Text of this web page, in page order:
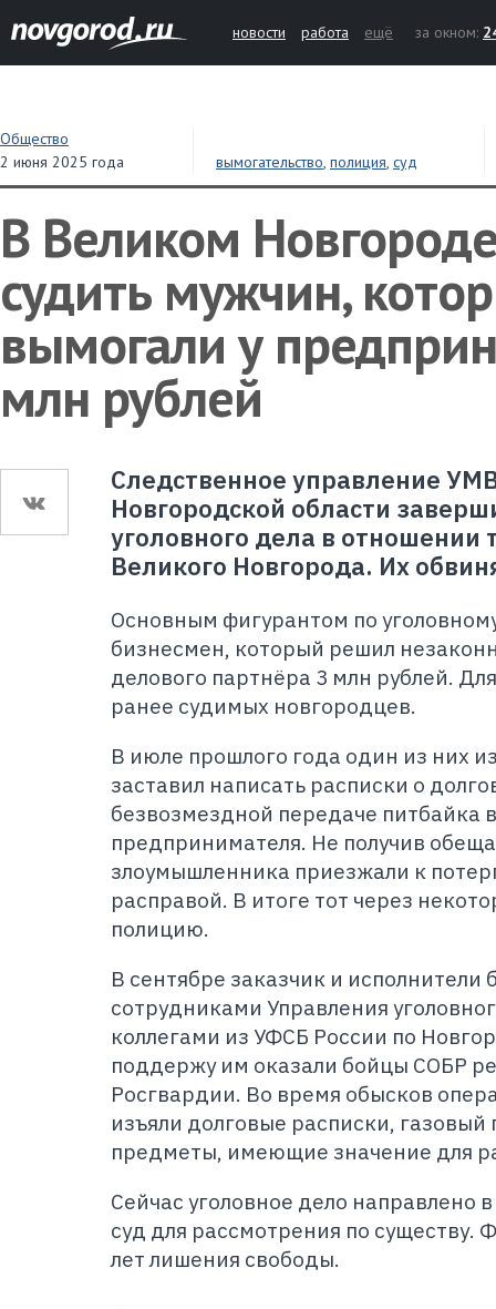
новости работа ещё за окном:
Общество
2 июня 2025 года
вымогательство, полиция, суд
В Великом
судить мужчин,
вымогали у
млн рублей
Следственное управление
Новгородской области
уголовного дела в отношении
Великого Новгорода. Их
Основным фигурантом по
бизнесмен, который решил
делового партнёра 3 млн рублей.
ранее судимых новгородцев.
В июле прошлого года один из них
заставил написать расписки о
безвозмездной передаче питбайка
предпринимателя. Не получив
злоумышленника приезжали к
расправой. В итоге тот через
полицию.
В сентябре заказчик и
сотрудниками Управления
коллегами из УФСБ России по
поддержу им оказали бойцы СОБР
Росгвардии. Во время обысков
изъяли долговые расписки, газовый
предметы, имеющие значение для
Сейчас уголовное дело направлено
суд для рассмотрения по существу.
лет лишения свободы.